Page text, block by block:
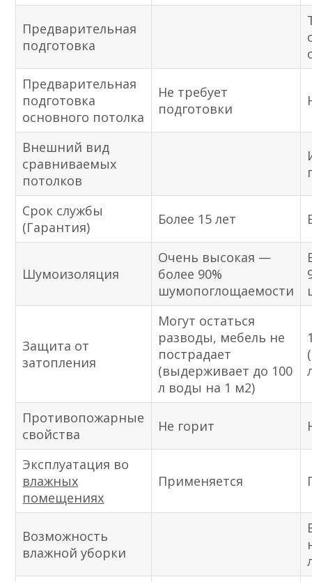
Предварительная
подготовка
Предварительная
подготовка
основного потолка
Не требует
подготовки
Внешний вид
сравниваемых
потолков
Срок службы
(Гарантия)
Более 15 лет
Шумоизоляция
Очень высокая —
более 90%
шумопоглощаемости
Защита от
затопления
Могут остаться
разводы, мебель не
пострадает
(выдерживает до 100
л воды на 1 м2)
Противопожарные
свойства
Не горит
Эксплуатация во
влажных
помещениях
Применяется
Возможность
влажной уборки